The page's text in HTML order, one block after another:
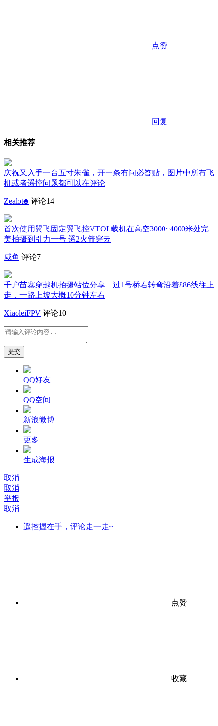
点赞
回复
相关推荐
庆祝又入手一台五寸朱雀，开一条有问必答贴，图片中所有飞
机或者遥控问题都可以在评论
Zealot♣️ 评论14
首次使用翼飞固定翼飞控VTOL载机在高空3000~4000米处完
美拍摄到引力一号 遥2火箭穿云
咸鱼 评论7
千户苗寨穿越机拍摄站位分享：过1号桥右转弯沿着886线往上
走，一路上坡大概10分钟左右
XiaoleiFPV 评论10
提交
QQ好友
QQ空间
新浪微博
更多
生成海报
取消
取消
举报
取消
遥控握在手，评论走一走~
点赞
收藏